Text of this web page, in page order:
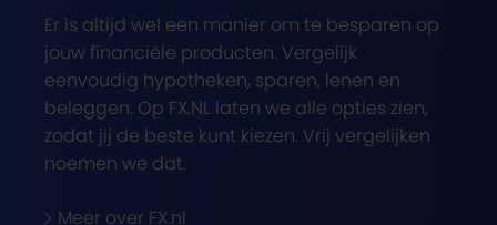
Er is altijd wel een manier om te besparen op
jouw financiële producten. Vergelijk
eenvoudig hypotheken, sparen, lenen en
beleggen. Op FX.NL laten we alle opties zien,
zodat jij de beste kunt kiezen. Vrij vergelijken
noemen we dat.
Meer over FX.nl